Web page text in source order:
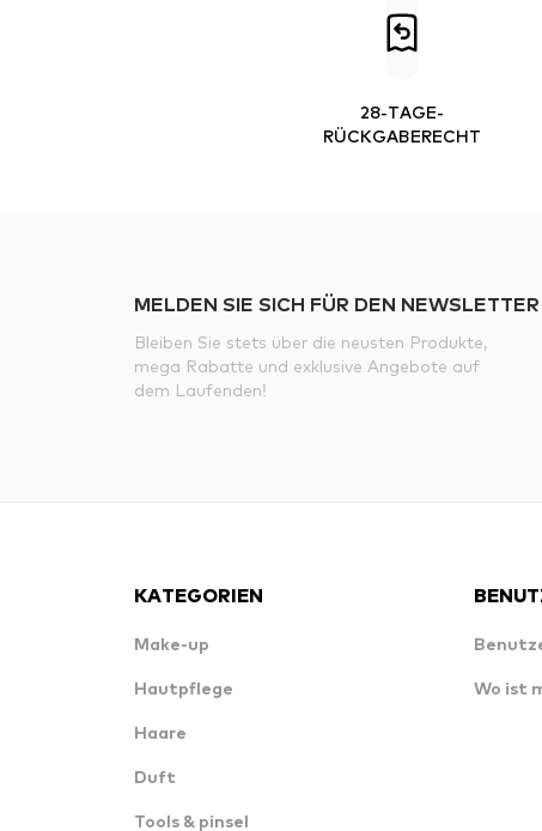
28-TAGE-
RÜCKGABERECHT
MELDEN SIE SICH FÜR DEN
Bleiben Sie stets über die neusten Produkte,
mega Rabatte und exklusive Angebote auf
dem Laufenden!
KATEGORIEN
Make-up
Hautpflege
Haare
Duft
Tools & pinsel
Wo ist